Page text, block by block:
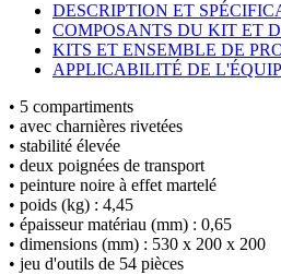
DESCRIPTION ET
COMPOSANTS DU KIT ET
KITS ET ENSEMBLE DE
APPLICABILITÉ DE
• 5 compartiments
• avec charnières rivetées
• stabilité élevée
• deux poignées de transport
• peinture noire à effet martelé
• poids (kg) : 4,45
• épaisseur matériau (mm) : 0,65
• dimensions (mm) : 530 x 200 x 200
• jeu d'outils de 54 pièces